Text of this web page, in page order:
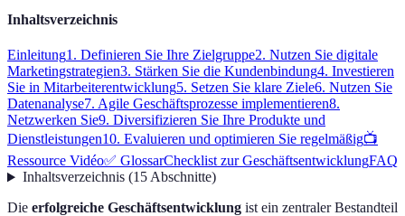
Inhaltsverzeichnis
Einleitung1. Definieren Sie Ihre Zielgruppe2. Nutzen Sie digitale
Marketingstrategien3. Stärken Sie die Kundenbindung4. Investieren
Sie in Mitarbeiterentwicklung5. Setzen Sie klare Ziele6. Nutzen Sie
Datenanalyse7. Agile Geschäftsprozesse implementieren8.
Netzwerken Sie9. Diversifizieren Sie Ihre Produkte und
Dienstleistungen10. Evaluieren und optimieren Sie regelmäßig📺
Ressource Vidéo✅ GlossarChecklist zur GeschäftsentwicklungFAQ
Inhaltsverzeichnis(15Abschnitte)
Die erfolgreiche Geschäftsentwicklung ist ein zentraler Bestandteil